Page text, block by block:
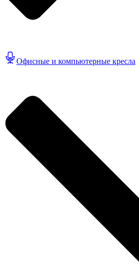
Офисные и компьютерные кресла